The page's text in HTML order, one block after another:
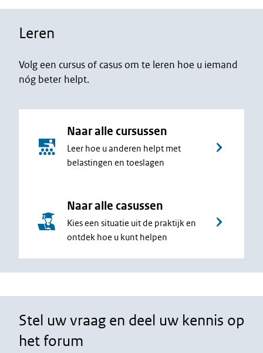
Leren
Volg een cursus of casus om te leren hoe u iemand
nóg beter helpt.
Naar alle cursussen
Leer hoe u anderen helpt met
belastingen en toeslagen
Naar alle casussen
Kies een situatie uit de praktijk en
ontdek hoe u kunt helpen
Stel uw vraag en deel uw kennis op
het forum